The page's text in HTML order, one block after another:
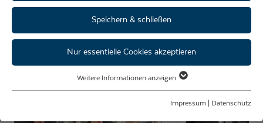
Weihnachten im Schuhkarton
Speichern & schließen
Nur essentielle Cookies akzeptieren
Essentielle Cookies werden für grundlegende Funktionen der Webseite
Weitere Informationen anzeigen
Impressum Datenschutz